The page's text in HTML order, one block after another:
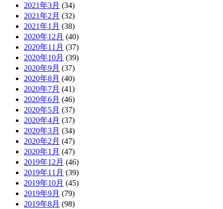
2021年3月 (34)
2021年2月 (32)
2021年1月 (38)
2020年12月 (40)
2020年11月 (37)
2020年10月 (39)
2020年9月 (37)
2020年8月 (40)
2020年7月 (41)
2020年6月 (46)
2020年5月 (37)
2020年4月 (37)
2020年3月 (34)
2020年2月 (47)
2020年1月 (47)
2019年12月 (46)
2019年11月 (39)
2019年10月 (45)
2019年9月 (79)
2019年8月 (98)